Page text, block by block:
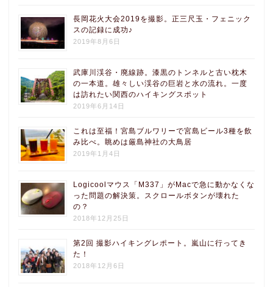
長岡花火大会2019を撮影。正三尺玉・フェニック
スの記録に成功♪
2019年8月6日
武庫川渓谷・廃線跡。漆黒のトンネルと古い枕木
の一本道。雄々しい渓谷の巨岩と水の流れ。一度
は訪れたい関西のハイキングスポット
2019年6月14日
これは至福！宮島ブルワリーで宮島ビール3種を飲
み比べ。眺めは厳島神社の大鳥居
2019年1月4日
Logicoolマウス「M337」がMacで急に動かなくな
った問題の解決策。スクロールボタンが壊れた
の？
2018年12月25日
第2回 撮影ハイキングレポート。嵐山に行ってき
た！
2018年12月6日